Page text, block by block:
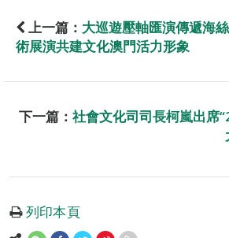
上一篇： 大巡遊壓軸匯演傳遞海
術展演共建文化澳門活力形象
下一篇： 社會文化司司長柯嵐出席
列印本頁